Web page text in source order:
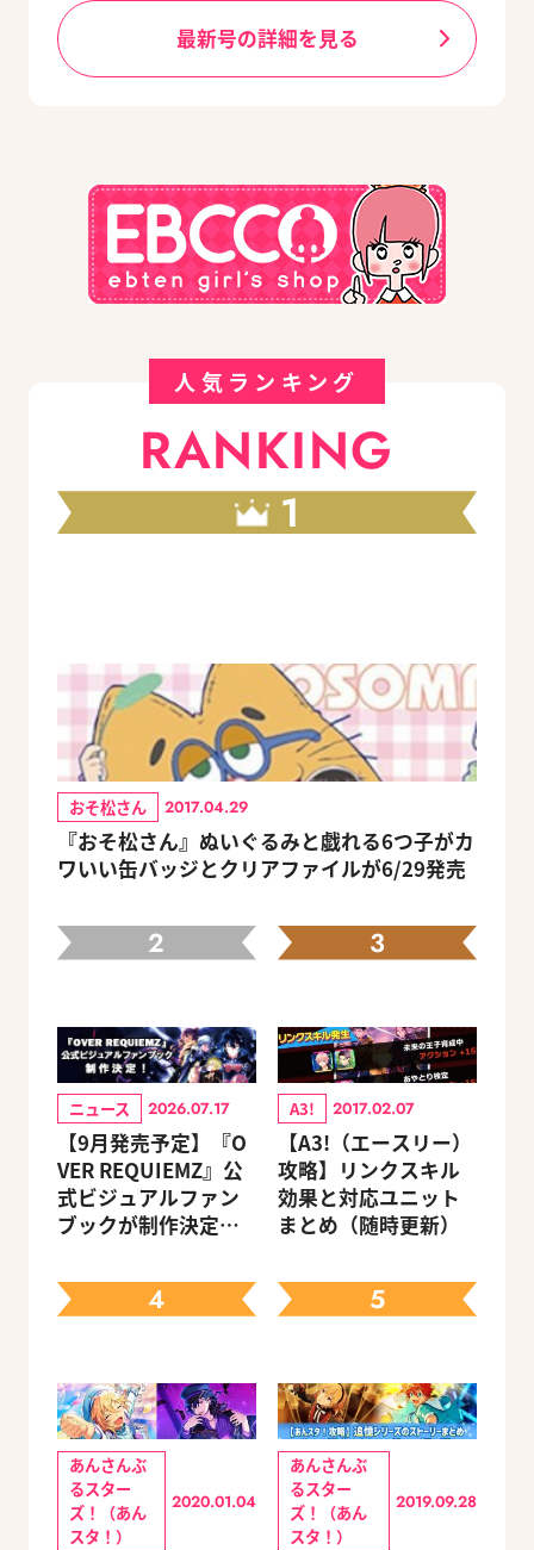
最新号の詳細を見る
人気ランキング
RANKING
1
おそ松さん 2017.04.29
『おそ松さん』ぬいぐるみと戯れる6つ子がカ
ワいい缶バッジとクリアファイルが6/29発売
2
ニュース 2026.07.17
【9月発売予定】『O
VER REQUIEMZ』公
式ビジュアルファン
ブックが制作決定！
る豪華グッズ付き限
定セットも同時発売
3
A3! 2017.02.07
【A3!（エースリー）
攻略】リンクスキル
効果と対応ユニット
まとめ（随時更新）
4
あんさんぶ
るスター
ズ！（あん
スタ！）
2020.01.04
5
あんさんぶ
るスター
ズ！（あん
スタ！）
2019.09.28